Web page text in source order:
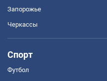
Запорожье
Черкассы
Спорт
Футбол